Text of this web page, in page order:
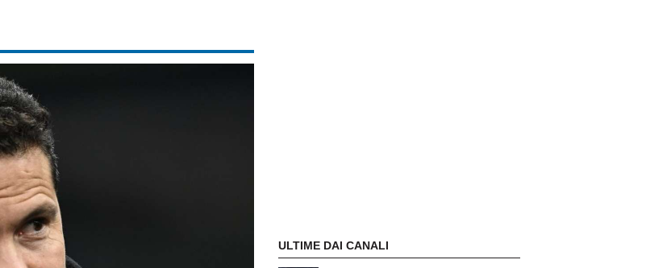
ULTIME DAI CANALI